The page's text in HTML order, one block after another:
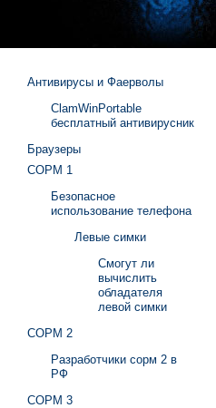
Антивирусы и Фаерволы
ClamWinPortable
бесплатный антивирусник
Браузеры
СОРМ 1
Безопасное
использование телефона
Левые симки
Смогут ли
вычислить
обладателя
левой симки
СОРМ 2
Разработчики сорм 2 в
РФ
СОРМ 3